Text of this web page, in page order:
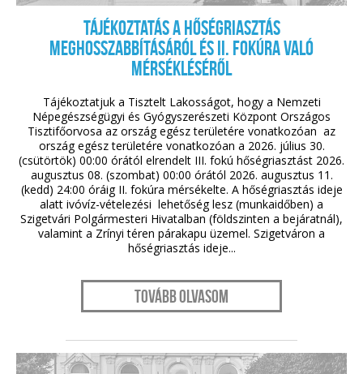
Tájékoztatás a hőségriasztás
meghosszabbításáról és II. fokúra való
mérsékléséről
Tájékoztatjuk a Tisztelt Lakosságot, hogy a Nemzeti
Népegészségügyi és Gyógyszerészeti Központ Országos
Tisztifőorvosa az ország egész területére vonatkozóan az
ország egész területére vonatkozóan a 2026. július 30.
(csütörtök) 00:00 órától elrendelt III. fokú hőségriasztást 2026.
augusztus 08. (szombat) 00:00 órától 2026. augusztus 11.
(kedd) 24:00 óráig II. fokúra mérsékelte. A hőségriasztás ideje
alatt ivóvíz-vételezési lehetőség lesz (munkaidőben) a
Szigetvári Polgármesteri Hivatalban (földszinten a bejáratnál),
valamint a Zrínyi téren párakapu üzemel. Szigetváron a
hőségriasztás ideje...
Tovább olvasom